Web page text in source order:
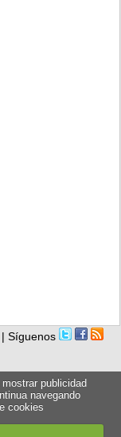
| Síguenos
publicidad
navegando
cookies